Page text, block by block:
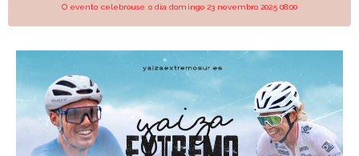
O evento celebrouse o día domingo 23 novembro 2025 08:00